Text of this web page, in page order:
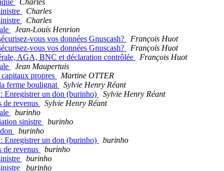
Charles
Charles
Charles
Jean-Louis Henrion
vous vos données Gnuscash?
François Huot
vous vos données Gnuscash?
François Huot
AGA, BNC et déclaration contrôlée
François Huot
Jean Maupertuis
propres
Martine OTTER
ferme boulignat
Sylvie Henry Réant
Enregistrer un don (burinho)
Sylvie Henry Réant
de revenus
Sylvie Henry Réant
burinho
sinistre
burinho
burinho
Enregistrer un don (burinho)
burinho
de revenus
burinho
burinho
burinho